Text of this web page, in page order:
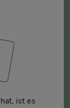
ist es